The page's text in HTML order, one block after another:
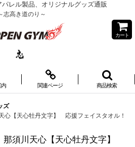
レル製品、オリジナルグッズ通販
志高き道のり～
カート
内 関連ページ 商品検索
ズ
心【天心牡丹文字】 応援フェイスタオル！
須川天心【天心牡丹文字】